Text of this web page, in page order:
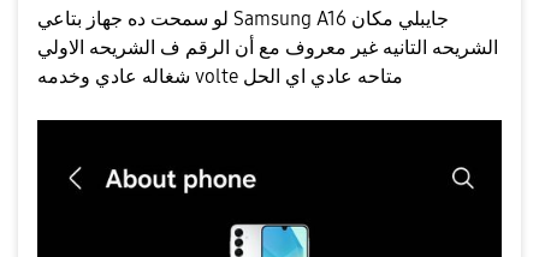
لو سمحت ده جهاز بتاعي Samsung A16 جايبلي مكان
الشريحه التانيه غير معروف مع أن الرقم ف الشريحه الاولي